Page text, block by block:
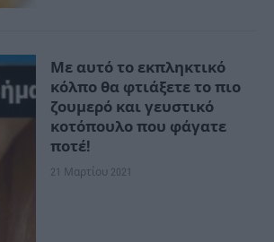
Με αυτό το εκπληκτικό
κόλπο θα φτιάξετε το πιο
ζουμερό και γευστικό
κοτόπουλο που φάγατε
ποτέ!
21 Μαρτίου 2021